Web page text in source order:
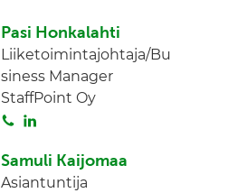
n
i
t
a
n
k
e
d
Pasi Honkalahti
Liiketoimintajohtaja/Bu
siness Manager
StaffPoint Oy
S
i
t
n
k
Samuli Kaijomaa
Asiantuntija